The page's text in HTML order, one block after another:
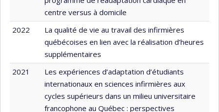
centre versus à domicile
2022
La qualité de vie au travail des infirmières
québécoises en lien avec la réalisation d’heures
supplémentaires
2021
Les expériences d’adaptation d’étudiants
internationaux en sciences infirmières aux
cycles supérieurs dans un milieu universitaire
francophone au Québec : perspectives